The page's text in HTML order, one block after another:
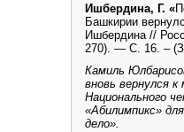
Ишбердина, Г. «
Башкирии
Ишбердина //
270). — С. 16. –
Камиль
вновь вернулся
Национального
«Абилимпикс»
дело».